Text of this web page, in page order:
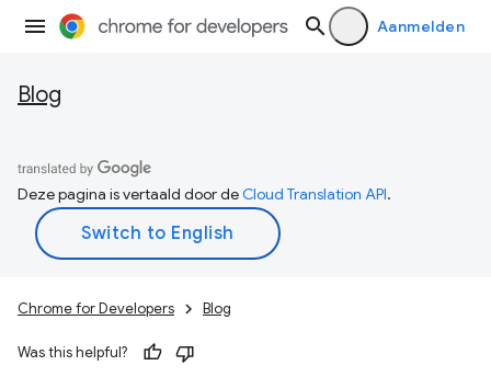
Aanmelden
Blog
Deze pagina is vertaald door deCloud Translation API.
Chrome for Developers Blog
Was this helpful?